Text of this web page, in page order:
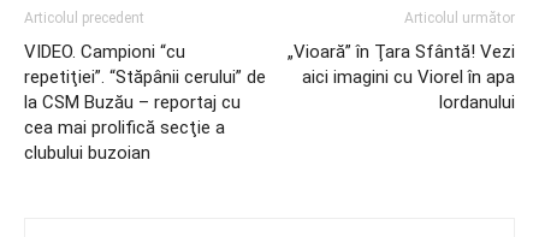
Articolul precedent
VIDEO. Campioni “cu
repetiţiei”. “Stăpânii cerului” de
la CSM Buzău – reportaj cu
cea mai prolifică secţie a
clubului buzoian
Articolul următor
„Vioară” în Ţara Sfântă! Vezi
aici imagini cu Viorel în apa
Iordanului